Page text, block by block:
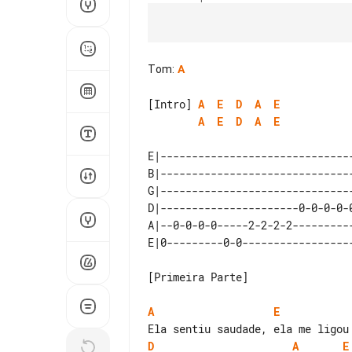
Tom: A
[Intro] A E D A
E
A
E D A E
D|----------------------0-0-0-
A|--0-0-0-0-----2-2-2-
[Primeira Parte]
A
E
D
A
E